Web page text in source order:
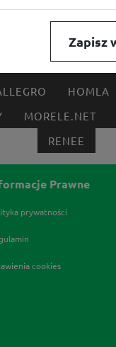
EXPERT
HOMLA
MORELE.NET
RENEE
Prawne
prywatności
cookies
Zapisz